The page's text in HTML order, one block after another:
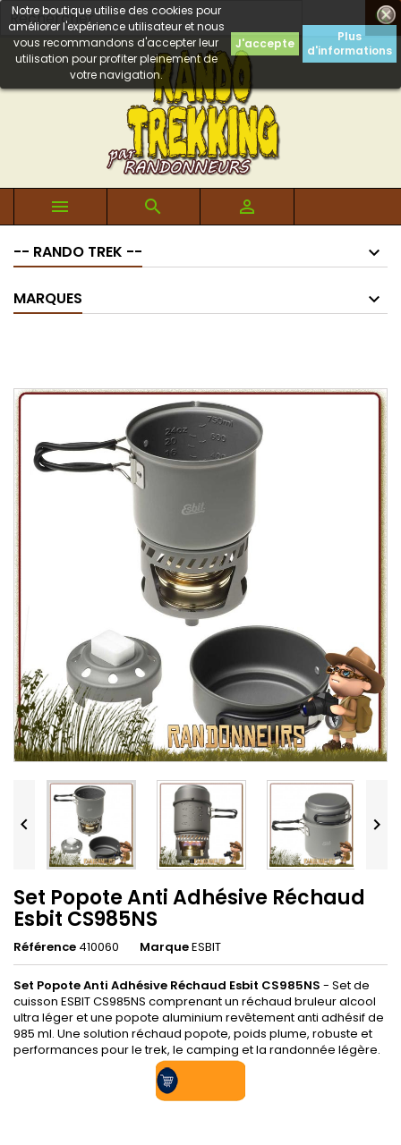

Notre boutique utilise des cookies pour
améliorer l'expérience utilisateur et nous
vous recommandons d'accepter leur
utilisation pour profiter pleinement de
votre navigation.
J'accepte
Plus
d'informations
  
-- RANDO TREK --
MARQUES
 
Set Popote Anti Adhésive Réchaud
Esbit CS985NS
Référence 410060 MarqueESBIT
Set Popote Anti Adhésive Réchaud Esbit CS985NS - Set de
cuisson ESBIT CS985NS comprenant un réchaud bruleur alcool
ultra léger et une popote aluminium revêtement anti adhésif de
985 ml. Une solution réchaud popote, poids plume, robuste et
performances pour le trek, le camping et la randonnée légère.